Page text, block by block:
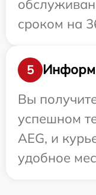
сроком на
5
Вы
успешном
AEG, и
удобное